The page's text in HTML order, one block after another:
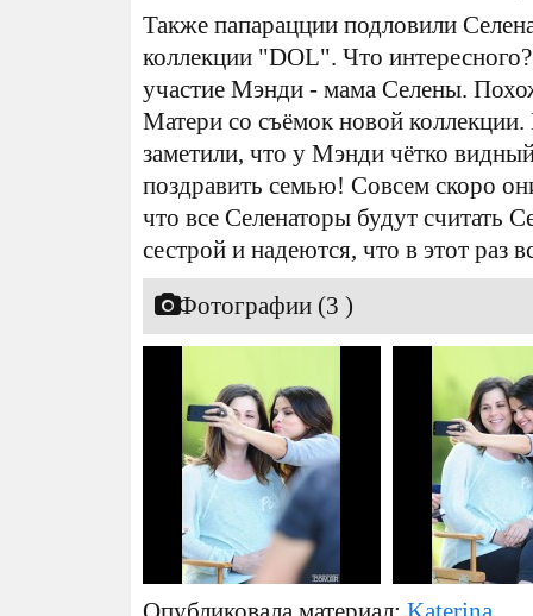
Также папарацции подловили
коллекции "DOL". Что
участие Мэнди - мама Селены.
Матери со съёмок новой коллекции.
заметили, что у Мэнди чётко
поздравить семью! Совсем скоро
что все Селенаторы будут считать
сестрой и надеются, что в этот раз
Фотографии (3 )